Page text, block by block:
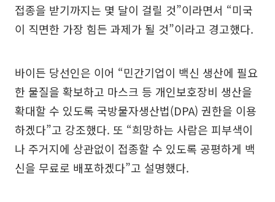
접종을 받기까지는 몇 달이 걸릴 것”이라면서 “미국
이 직면한 가장 힘든 과제가 될 것”이라고 경고했다.
바이든 당선인은 이어 “민간기업이 백신 생산에 필요
한 물질을 확보하고 마스크 등 개인보호장비 생산을
확대할 수 있도록 국방물자생산법(DPA) 권한을 이용
하겠다”고 강조했다. 또 “희망하는 사람은 피부색이
나 주거지에 상관없이 접종할 수 있도록 공평하게 백
신을 무료로 배포하겠다”고 설명했다.